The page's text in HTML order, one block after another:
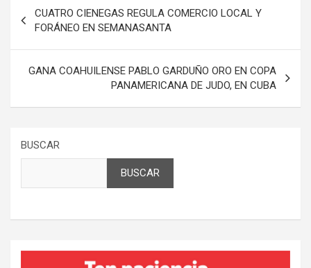
de
entradas
CUATRO CIENEGAS REGULA COMERCIO LOCAL Y
FORÁNEO EN SEMANASANTA
GANA COAHUILENSE PABLO GARDUÑO ORO EN COPA
PANAMERICANA DE JUDO, EN CUBA
BUSCAR
BUSCAR